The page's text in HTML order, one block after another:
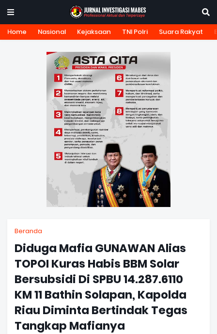
Home Nasional Kejaksaan TNI Polri Suara Rakyat
Beranda
Diduga Mafia GUNAWAN Alias
TOPOI Kuras Habis BBM Solar
Bersubsidi Di SPBU 14.287.6110
KM 11 Bathin Solapan, Kapolda
Riau Diminta Bertindak Tegas
Tangkap Mafianya